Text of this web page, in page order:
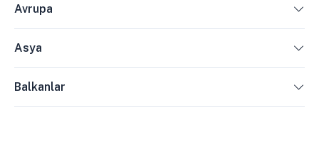
Avrupa
Asya
Balkanlar